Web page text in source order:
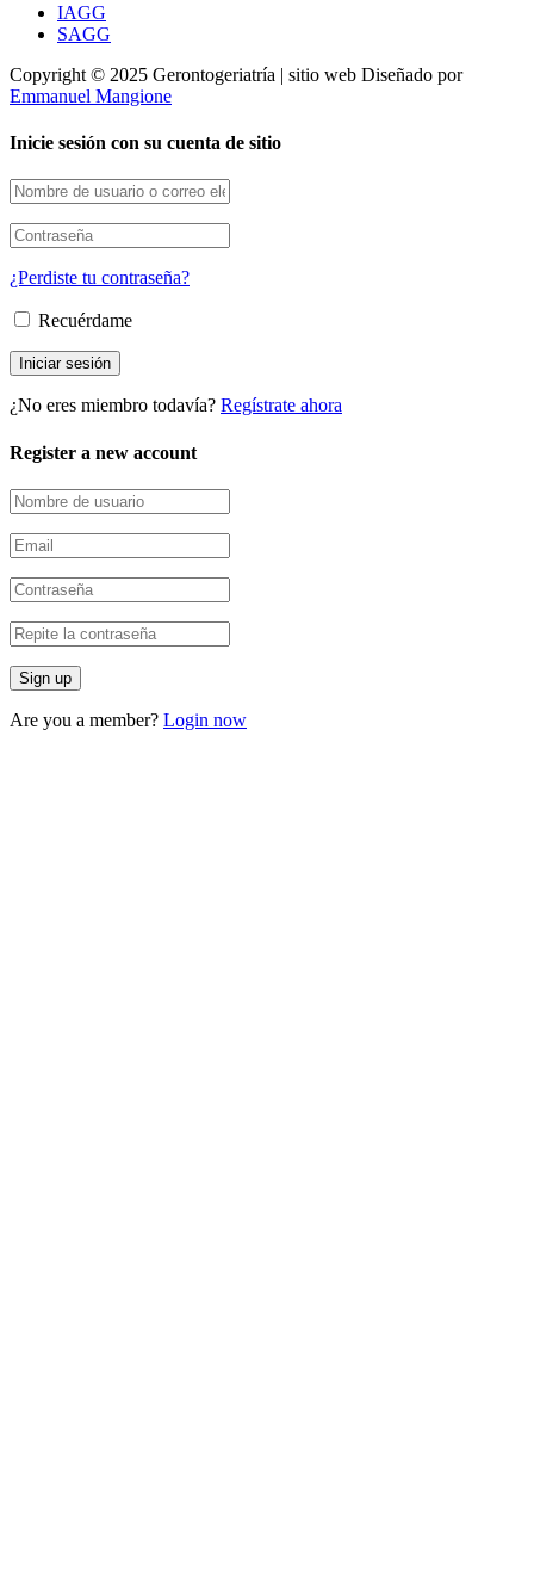
IAGG
SAGG
Copyright © 2025 Gerontogeriatría | sitio web Diseñado por
Emmanuel Mangione
Inicie sesión con su cuenta de sitio
¿Perdiste tu contraseña?
Recuérdame
¿No eres miembro todavía? Regístrate ahora
Register a new account
Are you a member? Login now